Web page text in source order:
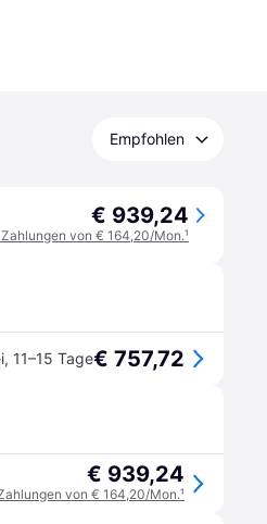
Empfohlen
€ 939,24
von € 164,20/Mon.¹
, 11–15 Tage€ 757,72
€ 939,24
von € 164,20/Mon.¹